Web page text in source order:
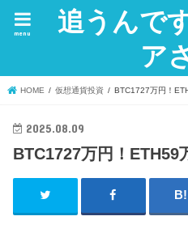
追うんで
ア
menu
HOME 仮想通貨投資 BTC1727万円！
2025.08.09
BTC1727万円！ETH59